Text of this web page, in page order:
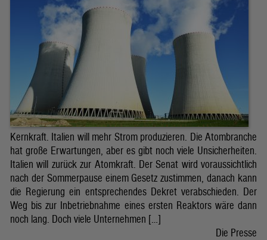
Kernkraft. Italien will mehr Strom produzieren. Die Atombranche
hat große Erwartungen, aber es gibt noch viele Unsicherheiten.
Italien will zurück zur Atomkraft. Der Senat wird voraussichtlich
nach der Sommerpause einem Gesetz zustimmen, danach kann
die Regierung ein entsprechendes Dekret verabschieden. Der
Weg bis zur Inbetriebnahme eines ersten Reaktors wäre dann
noch lang. Doch viele Unternehmen […]
Die Presse